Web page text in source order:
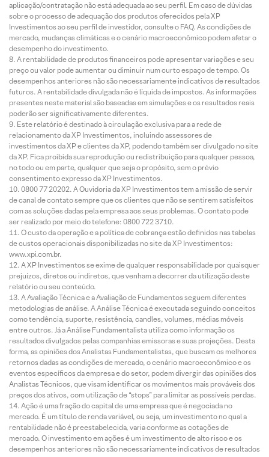
aplicação/contratação não está adequada ao seu perfil. Em caso de dúvidas
sobre o processo de adequação dos produtos oferecidos pela XP
Investimentos ao seu perfil de investidor, consulte o FAQ. As condições de
mercado, mudanças climáticas e o cenário macroeconômico podem afetar o
desempenho do investimento.
A rentabilidade de produtos financeiros pode apresentar variações e seu
preço ou valor pode aumentar ou diminuir num curto espaço de tempo. Os
desempenhos anteriores não são necessariamente indicativos de resultados
futuros. A rentabilidade divulgada não é líquida de impostos. As informações
presentes neste material são baseadas em simulações e os resultados reais
poderão ser significativamente diferentes.
Este relatório é destinado à circulação exclusiva para a rede de
relacionamento da XP Investimentos, incluindo assessores de
investimentos da XP e clientes da XP, podendo também ser divulgado no site
da XP. Fica proibida sua reprodução ou redistribuição para qualquer pessoa,
no todo ou em parte, qualquer que seja o propósito, sem o prévio
consentimento expresso da XP Investimentos.
0800 77 20202. A Ouvidoria da XP Investimentos tem a missão de servir
de canal de contato sempre que os clientes que não se sentirem satisfeitos
com as soluções dadas pela empresa aos seus problemas. O contato pode
ser realizado por meio do telefone: 0800 722 3710.
O custo da operação e a política de cobrança estão definidos nas tabelas
de custos operacionais disponibilizadas no site da XP Investimentos:
www.xpi.com.br.
A XP Investimentos se exime de qualquer responsabilidade por quaisquer
prejuízos, diretos ou indiretos, que venham a decorrer da utilização deste
relatório ou seu conteúdo.
A Avaliação Técnica e a Avaliação de Fundamentos seguem diferentes
metodologias de análise. A Análise Técnica é executada seguindo conceitos
como tendência, suporte, resistência, candles, volumes, médias móveis
entre outros. Já a Análise Fundamentalista utiliza como informação os
resultados divulgados pelas companhias emissoras e suas projeções. Desta
forma, as opiniões dos Analistas Fundamentalistas, que buscam os melhores
retornos dadas as condições de mercado, o cenário macroeconômico e os
eventos específicos da empresa e do setor, podem divergir das opiniões dos
Analistas Técnicos, que visam identificar os movimentos mais prováveis dos
preços dos ativos, com utilização de “stops” para limitar as possíveis perdas.
Ação é uma fração do capital de uma empresa que é negociada no
mercado. É um título de renda variável, ou seja, um investimento no qual a
rentabilidade não é preestabelecida, varia conforme as cotações de
mercado. O investimento em ações é um investimento de alto risco e os
desempenhos anteriores não são necessariamente indicativos de resultados